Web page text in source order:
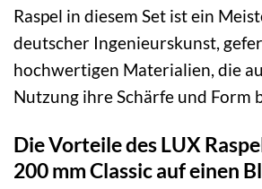
Raspel in diesem Set ist ein
deutscher Ingenieurskunst,
hochwertigen Materialien, die
Nutzung ihre Schärfe und Form
Die Vorteile des LUX
200 mm Classic auf einen